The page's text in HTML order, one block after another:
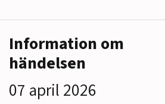
Information om
händelsen
07 april 2026